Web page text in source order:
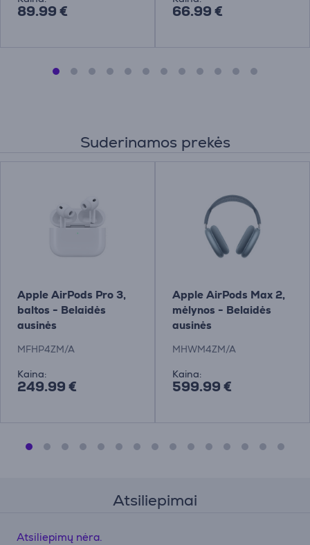
89.99 € 66.99 €
Suderinamos prekės
Apple AirPods Pro 3,
baltos - Belaidės
ausinės
MFHP4ZM/A
Kaina:
249.99 €
Apple AirPods Max 2,
mėlynos - Belaidės
ausinės
MHWM4ZM/A
Kaina:
599.99 €
Atsiliepimai
Atsiliepimų nėra.